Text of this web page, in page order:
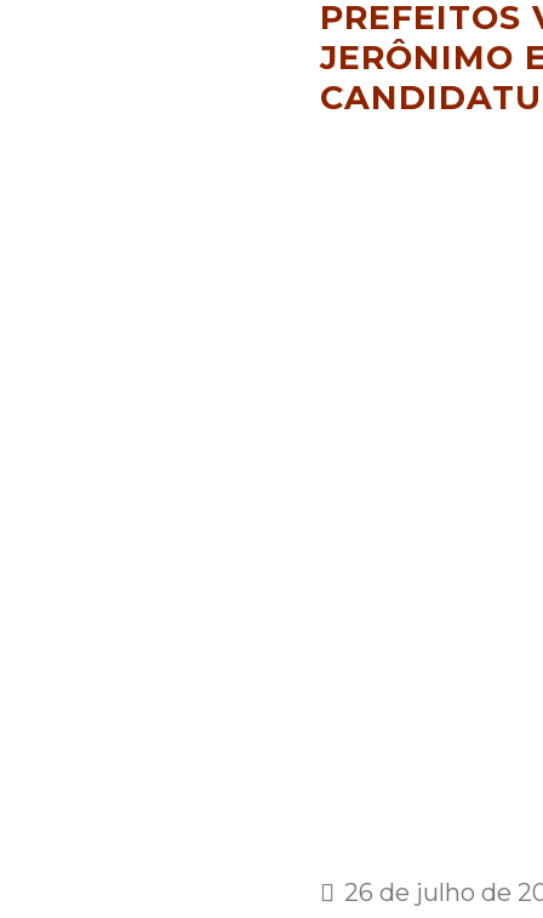
PREFEITOS
JERÔNIMO
26 de julho de